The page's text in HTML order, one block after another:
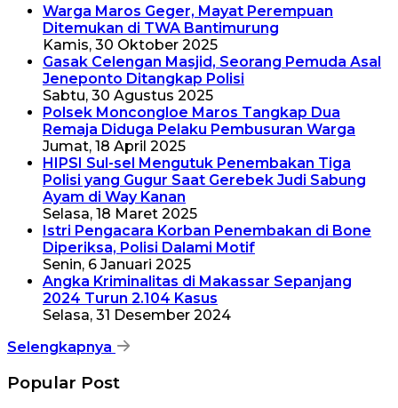
Warga Maros Geger, Mayat Perempuan
Ditemukan di TWA Bantimurung
Kamis, 30 Oktober 2025
Gasak Celengan Masjid, Seorang Pemuda Asal
Jeneponto Ditangkap Polisi
Sabtu, 30 Agustus 2025
Polsek Moncongloe Maros Tangkap Dua
Remaja Diduga Pelaku Pembusuran Warga
Jumat, 18 April 2025
HIPSI Sul-sel Mengutuk Penembakan Tiga
Polisi yang Gugur Saat Gerebek Judi Sabung
Ayam di Way Kanan
Selasa, 18 Maret 2025
Istri Pengacara Korban Penembakan di Bone
Diperiksa, Polisi Dalami Motif
Senin, 6 Januari 2025
Angka Kriminalitas di Makassar Sepanjang
2024 Turun 2.104 Kasus
Selasa, 31 Desember 2024
Selengkapnya
Popular Post